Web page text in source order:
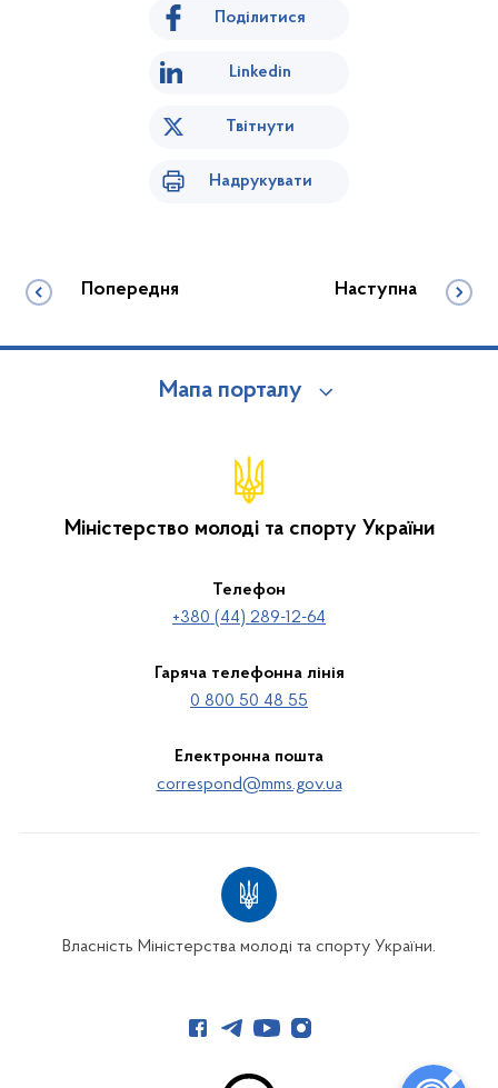
Поділитися
Linkedin
Твітнути
Надрукувати
Попередня Наступна
Мапа порталу
Міністерство молоді та спорту України
Телефон
+380 (44) 289-12-64
Гаряча телефонна лінія
0 800 50 48 55
Електронна пошта
correspond@mms.gov.ua
Власність Міністерства молоді та спорту України.